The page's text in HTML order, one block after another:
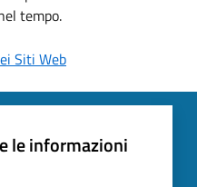
tempo.
Siti Web
le informazioni